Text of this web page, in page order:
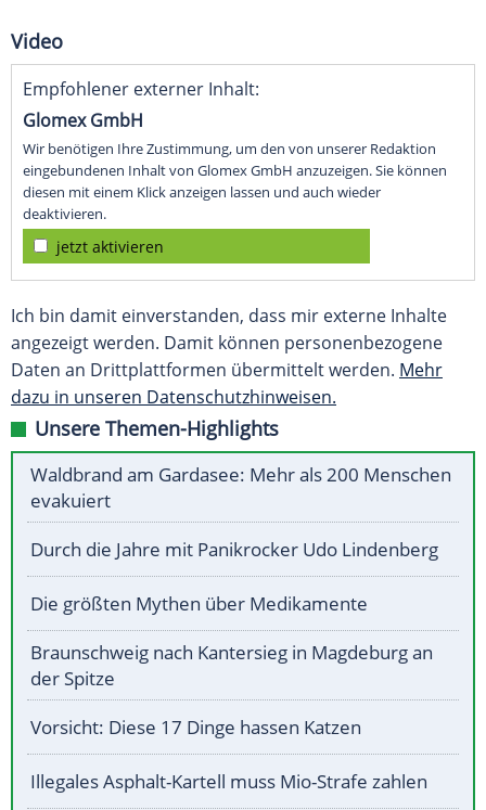
Video
Empfohlener externer Inhalt:
Glomex GmbH
Wir benötigen Ihre Zustimmung, um den von unserer Redaktion
eingebundenen Inhalt von Glomex GmbH anzuzeigen. Sie können
diesen mit einem Klick anzeigen lassen und auch wieder
deaktivieren.
jetzt aktivieren
Ich bin damit einverstanden, dass mir externe Inhalte
angezeigt werden. Damit können personenbezogene
Daten an Drittplattformen übermittelt werden. Mehr
dazu in unseren Datenschutzhinweisen.
Unsere Themen-Highlights
Waldbrand am Gardasee: Mehr als 200 Menschen
evakuiert
Durch die Jahre mit Panikrocker Udo Lindenberg
Die größten Mythen über Medikamente
Braunschweig nach Kantersieg in Magdeburg an
der Spitze
Vorsicht: Diese 17 Dinge hassen Katzen
Illegales Asphalt-Kartell muss Mio-Strafe zahlen